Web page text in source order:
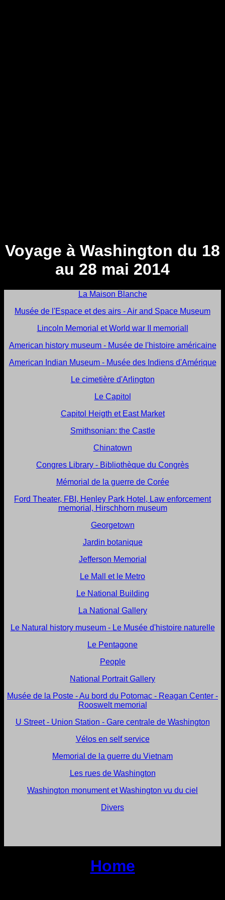
Voyage à Washington du 18
au 28 mai 2014
La Maison Blanche
Musée de l'Espace et des airs - Air and Space Museum
Lincoln Memorial et World war II memoriall
American history museum - Musée de l'histoire américaine
American Indian Museum - Musée des Indiens d'Amérique
Le cimetière d'Arlington
Le Capitol
Capitol Heigth et East Market
Smithsonian: the Castle
Chinatown
Congres Library - Bibliothèque du Congrès
Mémorial de la guerre de Corée
Ford Theater, FBI, Henley Park Hotel, Law enforcement
memorial, Hirschhorn museum
Georgetown
Jardin botanique
Jefferson Memorial
Le Mall et le Metro
Le National Building
La National Gallery
Le Natural history museum - Le Musée d'histoire naturelle
Le Pentagone
People
National Portrait Gallery
Musée de la Poste - Au bord du Potomac - Reagan Center -
Rooswelt memorial
U Street - Union Station - Gare centrale de Washington
Vélos en self service
Memorial de la guerre du Vietnam
Les rues de Washington
Washington monument et Washington vu du ciel
Divers
Home